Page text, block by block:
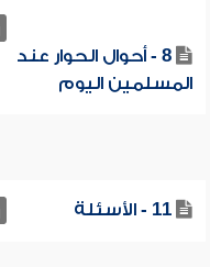
8 - أحوال الحوار عند
المسلمين اليوم
11 - الأسئلة